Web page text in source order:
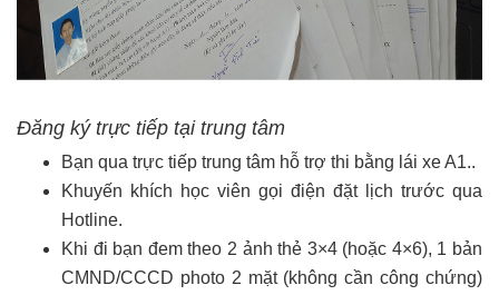
Đăng ký trực tiếp tại trung tâm
Bạn qua trực tiếp trung tâm hỗ trợ thi bằng lái xe A1..
Khuyến khích học viên gọi điện đặt lịch trước qua
Hotline.
Khi đi bạn đem theo 2 ảnh thẻ 3×4 (hoặc 4×6), 1 bản
CMND/CCCD photo 2 mặt (không cần công chứng)